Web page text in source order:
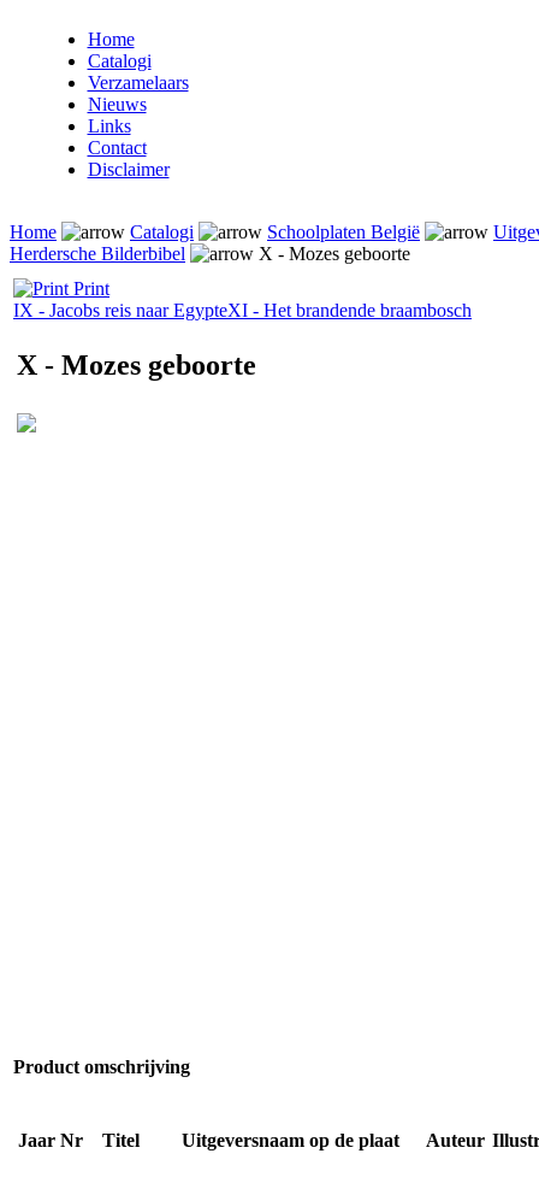
Home
Catalogi
Verzamelaars
Nieuws
Links
Contact
Disclaimer
Home Catalogi Schoolplaten België
Herdersche Bilderbibel
X - Mozes geboorte
Print
IX - Jacobs reis naar EgypteXI - Het brandende braambosch
X - Mozes geboorte
Product omschrijving
Jaar Nr Titel Uitgeversnaam op de plaat Auteur